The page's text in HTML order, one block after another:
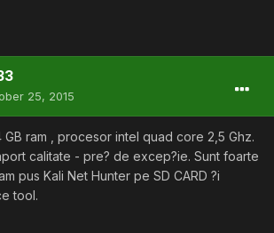
25, 2015
ram , procesor intel quad core 2,5 Ghz.
calitate - pre? de excep?ie. Sunt foarte
pus Kali Net Hunter pe SD CARD ?i
tool.